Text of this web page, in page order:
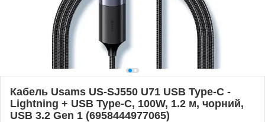
Кабель Usams US-SJ550 U71 USB Type-C -
Lightning + USB Type-C, 100W, 1.2 м, чорний,
USB 3.2 Gen 1 (6958444977065)